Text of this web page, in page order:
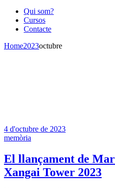
Qui som?
Cursos
Contacte
Home2023octubre
4 d'octubre de 2023
memòria
El llançament de
Xangai Tower 2023